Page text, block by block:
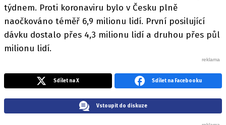
týdnem. Proti koronaviru bylo v Česku plně
naočkováno téměř 6,9 milionu lidí. První posilující
dávku dostalo přes 4,3 milionu lidí a druhou přes půl
milionu lidí.
Sdílet na X Sdílet na Facebooku
Vstoupit do diskuze